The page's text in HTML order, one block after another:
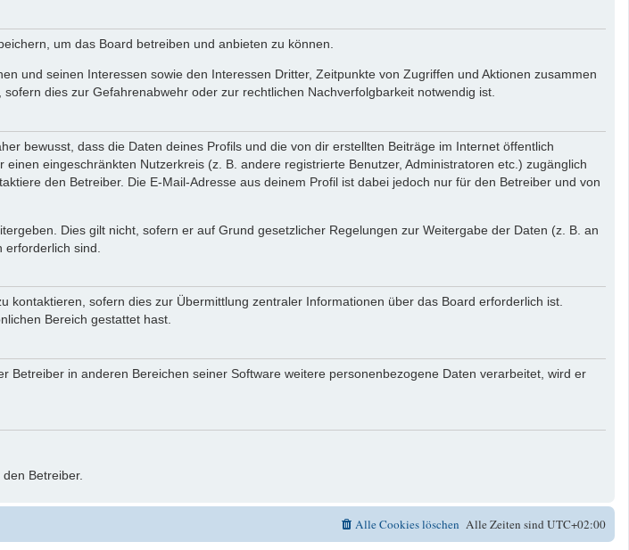
um das Board betreiben und anbieten zu können.
und seinen Interessen sowie den Interessen Dritter, Zeitpunkte von Zugriffen und Aktionen zusammen
dies zur Gefahrenabwehr oder zur rechtlichen Nachverfolgbarkeit notwendig ist.
bewusst, dass die Daten deines Profils und die von dir erstellten Beiträge im Internet öffentlich
eingeschränkten Nutzerkreis (z. B. andere registrierte Benutzer, Administratoren etc.) zugänglich
den Betreiber. Die E-Mail-Adresse aus deinem Profil ist dabei jedoch nur für den Betreiber und von
Dies gilt nicht, sofern er auf Grund gesetzlicher Regelungen zur Weitergabe der Daten (z. B. an
sind.
sofern dies zur Übermittlung zentraler Informationen über das Board erforderlich ist.
Bereich gestattet hast.
in anderen Bereichen seiner Software weitere personenbezogene Daten verarbeitet, wird er
Betreiber.
Alle Zeiten sindUTC+02:00
Alle Cookies löschen